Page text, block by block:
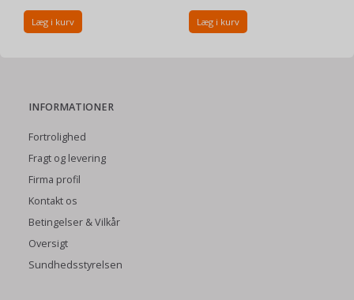
Læg i kurv Læg i kurv
INFORMATIONER
Fortrolighed
Fragt og levering
Firma profil
Kontakt os
Betingelser & Vilkår
Oversigt
Sundhedsstyrelsen